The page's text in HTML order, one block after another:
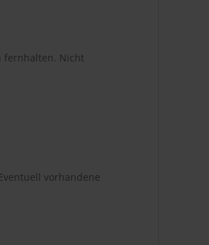
fernhalten. Nicht
vorhandene